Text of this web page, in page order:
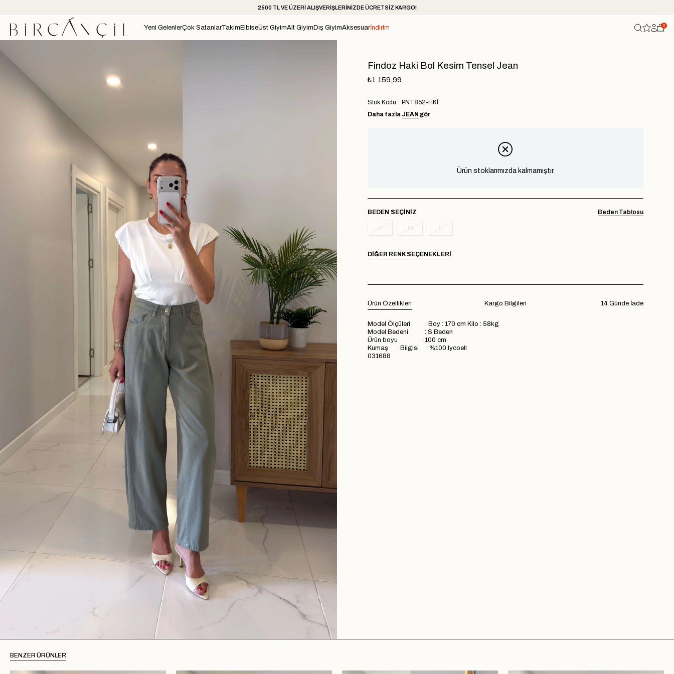
2500 TL VE ÜZERİ ALIŞVERİŞLERİNİZDE ÜCRETSİZ KARGO!
Yeni GelenlerÇok SatanlarTakım ElbiseÜst GiyimAlt Giyim Dış GiyimAksesuarİndirim 0
Findoz Haki Bol Kesim Tensel Jean
₺1.159,99
Stok Kodu
PNT852-HKİ
Daha fazla JEAN gör
Ürün stoklarımızda kalmamıştır.
Beden Tablosu
BEDEN
DIĞER RENK SEÇENEKLERI
Ürün Özellikleri 14 Günde İade
Kargo Bilgileri
Model Ölçüleri : Boy : 170 cm Kilo : 58kg
Model Bedeni : S Beden
Ürün boyu :100 cm
Kumaş Bilgisi : %100 lycoell
031688
BENZER ÜRÜNLER